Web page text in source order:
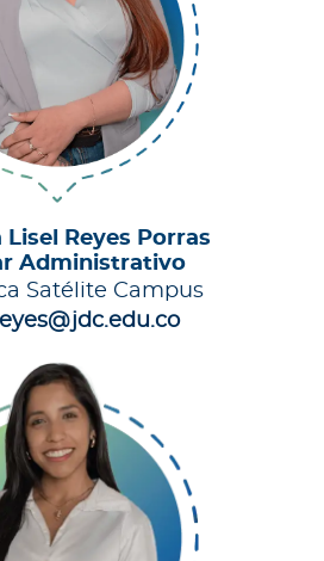
Reyes Porras
Administrativo
Satélite Campus